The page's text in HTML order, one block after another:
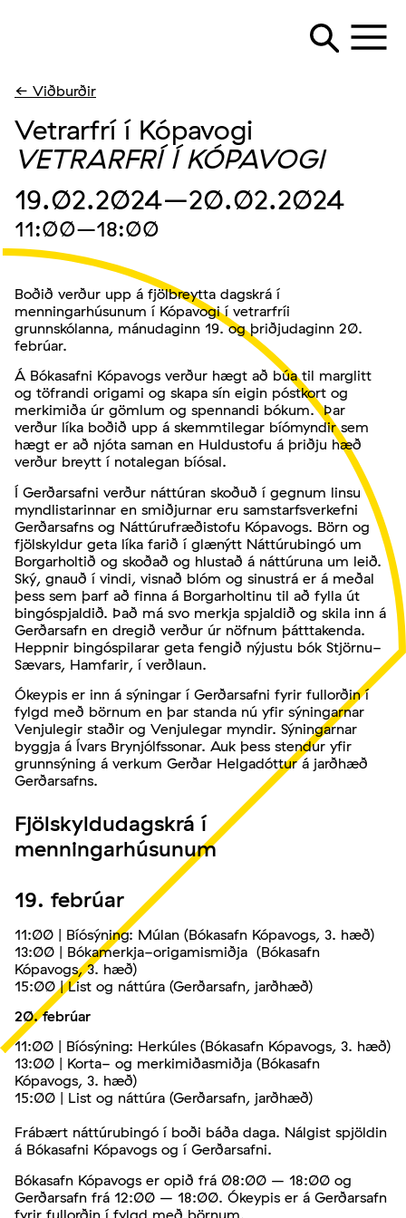
← Viðburðir
Vetrarfrí í Kópavogi
VETRARFRÍ Í KÓPAVOGI
19.02.2024–20.02.2024
11:00–18:00
Boðið verður upp á fjölbreytta dagskrá í
menningarhúsunum í Kópavogi í vetrarfríi
grunnskólanna, mánudaginn 19. og þriðjudaginn 20.
febrúar.
Á Bókasafni Kópavogs verður hægt að búa til marglitt
og töfrandi origami og skapa sín eigin póstkort og
merkimiða úr gömlum og spennandi bókum. Þar
verður líka boðið upp á skemmtilegar bíómyndir sem
hægt er að njóta saman en Huldustofu á þriðju hæð
verður breytt í notalegan bíósal.
Í Gerðarsafni verður náttúran skoðuð í gegnum linsu
myndlistarinnar en smiðjurnar eru samstarfsverkefni
Gerðarsafns og Náttúrufræðistofu Kópavogs. Börn og
fjölskyldur geta líka farið í glænýtt Náttúrubingó um
Borgarholtið og skoðað og hlustað á náttúruna um leið.
Ský, gnauð í vindi, visnað blóm og sinustrá er á meðal
þess sem þarf að finna á Borgarholtinu til að fylla út
bingóspjaldið. Það má svo merkja spjaldið og skila inn á
Gerðarsafn en dregið verður úr nöfnum þátttakenda.
Heppnir bingóspilarar geta fengið nýjustu bók Stjörnu-
Sævars, Hamfarir, í verðlaun.
Ókeypis er inn á sýningar í Gerðarsafni fyrir fullorðin í
fylgd með börnum en þar standa nú yfir sýningarnar
Venjulegir staðir og Venjulegar myndir. Sýningarnar
byggja á Ívars Brynjólfssonar. Auk þess stendur yfir
grunnsýning á verkum Gerðar Helgadóttur á jarðhæð
Gerðarsafns.
Fjölskyldudagskrá í
menningarhúsunum
19. febrúar
11:00 | Bíósýning: Múlan (Bókasafn Kópavogs, 3. hæð)
13:00 | Bókamerkja-origamismiðja (Bókasafn
Kópavogs, 3. hæð)
15:00 | List og náttúra (Gerðarsafn, jarðhæð)
20. febrúar
11:00 | Bíósýning: Herkúles (Bókasafn Kópavogs, 3. hæð)
13:00 | Korta- og merkimiðasmiðja (Bókasafn
Kópavogs, 3. hæð)
15:00 | List og náttúra (Gerðarsafn, jarðhæð)
Frábært náttúrubingó í boði báða daga. Nálgist spjöldin
á Bókasafni Kópavogs og í Gerðarsafni.
Bókasafn Kópavogs er opið frá 08:00 – 18:00 og
Gerðarsafn frá 12:00 – 18:00. Ókeypis er á Gerðarsafn
fyrir fullorðin í fylgd með börnum.